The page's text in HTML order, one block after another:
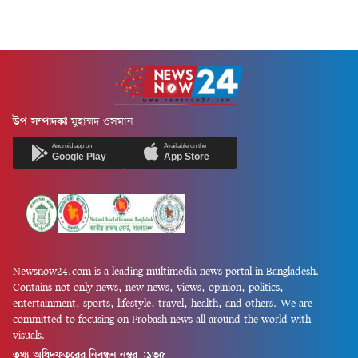
উপ-সম্পাদকঃ মুহাম্মদ ওসমান
Android app on
Google Play
Available on the
App Store
Newsnow24.com is a leading multimedia news portal in Bangladesh.
Contains not only news, new news, views, opinion, politics,
entertainment, sports, lifestyle, travel, health, and others. We are
committed to focusing on Probash news all around the world with
visuals.